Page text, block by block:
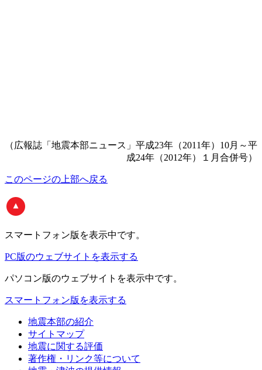
（広報誌「地震本部ニュース」平成23年（2011年）10月～平
成24年（2012年）１月合併号）
このページの上部へ戻る
スマートフォン版 を表示中です。
PC版のウェブサイトを表示する
パソコン版のウェブサイトを表示中です。
スマートフォン版を表示する
地震本部の紹介
サイトマップ
地震に関する評価
著作権・リンク等について